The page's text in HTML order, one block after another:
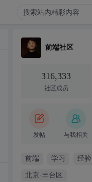
前端社区
316,333
社区成员
发帖 与我相关
前端 学习 经
北京·丰台区